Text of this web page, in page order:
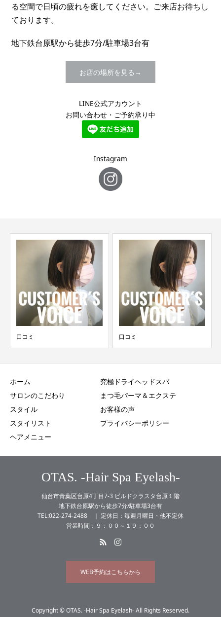
る空間で日頃の疲れを癒してください。ご来店お待ちし
ております。
地下鉄台原駅から徒歩7分/駐車場3台有
お店の場所を見る
LINE公式アカウント
お問い合わせ・ご予約承り中
Instagram
口コミ 口コミ
ホーム
サロンのこだわり
スタイル
スタイリスト
ヘアメニュー
究極ドライヘッドスパ
まつ毛パーマ＆エクステ
お客様の声
プライバシーポリシー
OTAS. -Hair Spa Eyelash-
仙台市青葉区台原4丁目7-3 ビルドクラスタ台原１階
地下鉄台原駅から徒歩7分/駐車場3台有
TEL:022-274-2488 ｜ 定休日：毎週月曜日・他不定休
営業時間：９：００～１９：００
WEB予約はこちらから
Copyright © OTAS. -Hair Spa Eyelash- All Rights Reserved.